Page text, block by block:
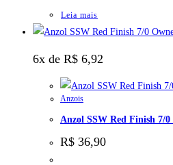
Leia mais
6x de R$ 6,92
Anzois
Anzol SSW Red Finish 7/
R$ 36,90